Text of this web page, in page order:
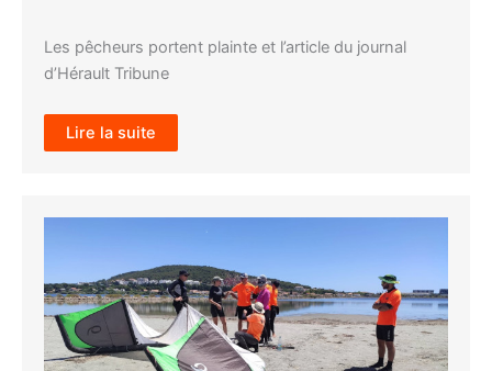
Les pêcheurs portent plainte et l’article du journal
d’Hérault Tribune
Lire la suite